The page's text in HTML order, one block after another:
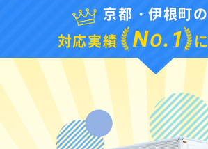
京都・伊根町の
対応実績
NO.1